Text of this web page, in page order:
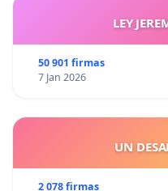
LEY
50 901 firmas
7 Jan 2026
UN
2 078 firmas